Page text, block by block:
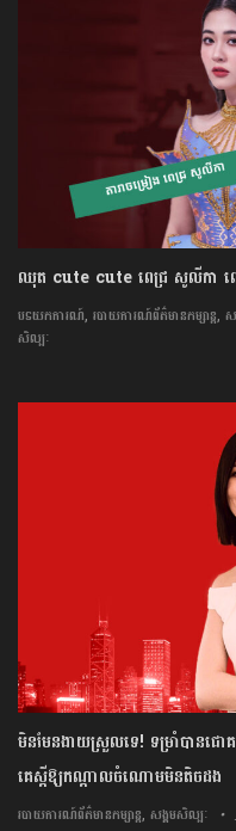
ឈុត cute cute ពេជ្រ សូលីកា ពេ
បទយកការណ៍, របាយការណ៍ព័ត៌មានកម្សាន្ត, ស
សិល្បៈ
មិនមែនងាយស្រួលទេ! ទម្រាំបានជោ
គេស្ដីឱ្យកណ្ដាលចំណោមមិនតិចដង
របាយការណ៍ព័ត៌មានកម្សាន្ត, សង្គមសិល្បៈ